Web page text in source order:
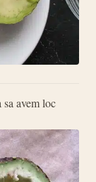
avem loc